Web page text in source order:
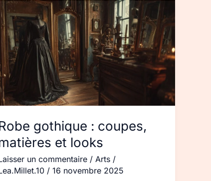
gothique : coupes,
et looks
un commentaire / Arts /
/16 novembre 2025
Robe
gothique :
coupes,
matières
et